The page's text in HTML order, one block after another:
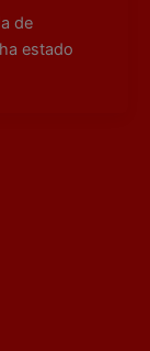
de
estado